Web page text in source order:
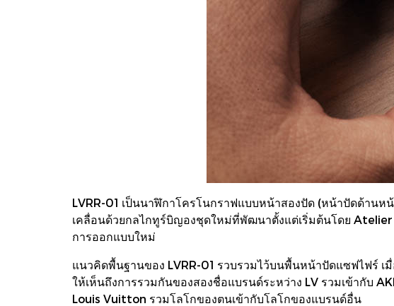
LVRR-01 เป็นนาฬิกาโครโนกราฟแบบหน้าสองปัด (หน้าปัดด้าน
เคลื่อนด้วยกลไกทูร์บิญองชุดใหม่ที่พัฒนาตั้งแต่เริ่มต้นโดย
การออกแบบใหม่
แนวคิดพื้นฐานของ LVRR-01 รวบรวมไว้บนพื้นหน้าปัดแซฟไฟร์
ให้เห็นถึงการรวมกันของสองชื่อแบรนด์ระหว่าง LV รวมเข้ากับ
Louis Vuitton รวมโลโกของตนเข้ากับโลโกของแบรนด์อื่น